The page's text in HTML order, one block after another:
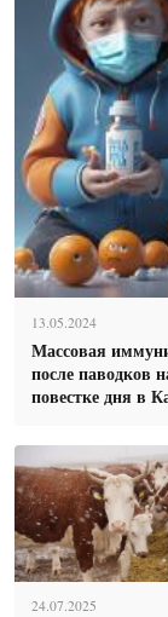
13.05.2024
Массовая
после паводков
повестке дня в
24.07.2025